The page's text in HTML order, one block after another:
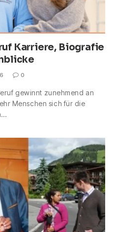
Karriere, Biografie
0
gewinnt zunehmend an
Menschen sich für die